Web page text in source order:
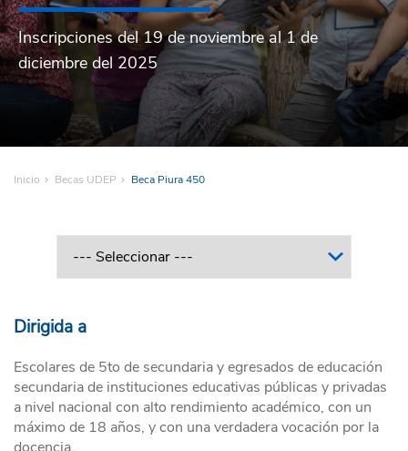
Inscripciones del 19 de noviembre al 1 de
diciembre del 2025
Inicio Becas UDEP Beca Piura 450
Dirigida a
Escolares de 5to de secundaria y egresados de educación
secundaria de instituciones educativas públicas y privadas
a nivel nacional con alto rendimiento académico, con un
máximo de 18 años, y con una verdadera vocación por la